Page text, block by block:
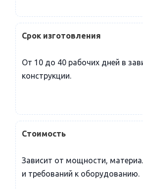
Срок изготовления
От 10 до 40 рабочих дней в
конструкции.
Стоимость
Зависит от мощности,
и требований к оборудованию.